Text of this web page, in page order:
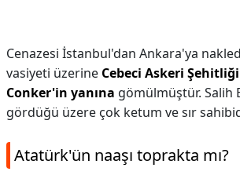
Cenazesi İstanbul'dan Ankara'ya
vasiyeti üzerine Cebeci Askeri
Conker'in yanına gömülmüştür. Salih
gördüğü üzere çok ketum ve sır
Atatürk'ün naaşı toprakta mı?